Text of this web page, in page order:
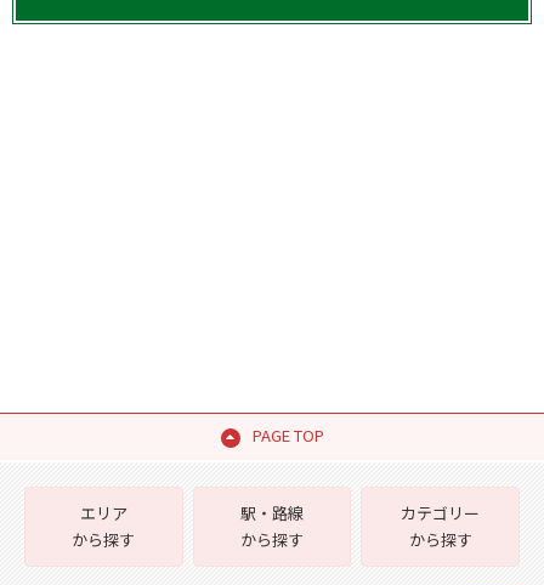
PAGE TOP
エリア
から探す
駅・路線
から探す
カテゴリー
から探す